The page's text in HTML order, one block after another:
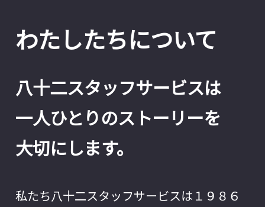
わたしたちについて
八十二スタッフサービスは
一人ひとりのストーリーを
大切にします。
私たち八十二スタッフサービスは１９８６